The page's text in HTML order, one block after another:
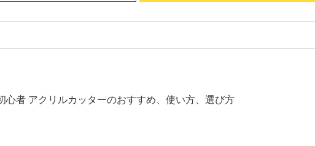
心者 アクリルカッターのおすすめ、使い方、選び方